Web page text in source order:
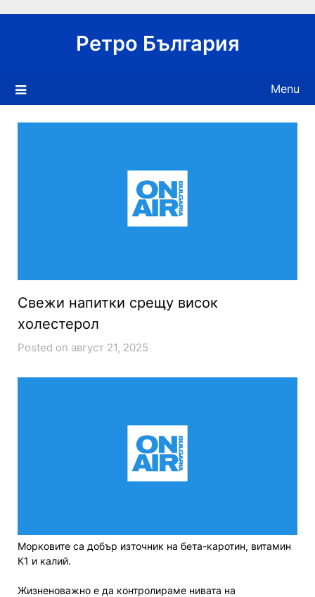
Ретро България
Menu
Свежи напитки срещу висок
холестерол
Posted on август 21, 2025
Морковите са добър източник на бета-каротин, витамин
К1 и калий.
Жизненоважно е да контролираме нивата на